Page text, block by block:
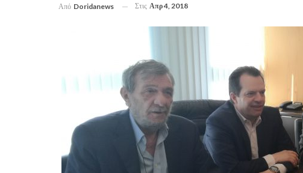
Από Doridanews Στις Απρ 4, 2018